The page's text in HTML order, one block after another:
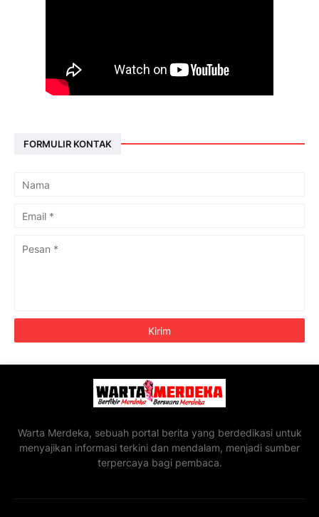
FORMULIR KONTAK
Warta Merdeka, sebuah portal berita yang berdedikasi untuk
menyajikan informasi terkini dan mendalam, menjadi sumber
terpercaya bagi pembaca.